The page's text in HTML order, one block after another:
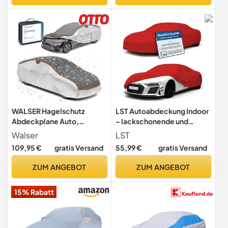
WALSER Hagelschutz
Abdeckplane Auto,
Auszeichnung Sehr Gut*
Hagelschutzplane, TÜV
geprüfte* Abdeckplane
Abdeckung, Abdeckung
Walser
109,95 € gratis Versand
ZUM ANGEBOT
LST Autoabdeckung Indoor
– lackschonende und
Dehnbare Autogarage. Car
Cover Innenbereich für
Autohäuser und
Abdeckplane schützt vor
(380x125x120cm))
LST
55,99 € gratis Versand
ZUM ANGEBOT
15% Rabatt